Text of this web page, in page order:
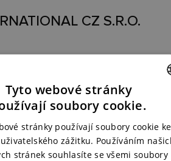
CZ S.R.O.
podobnou akci?
se s námi a my pro vás vymyslíme
to nejlepší řešení.
ENGLISH
Tyto webové stránky
soubory cookie.
stránky používají soubory cookie ke
zážitku. Používáním
stránek souhlasíte se všemi soubory